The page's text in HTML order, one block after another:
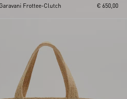
Frottee-Clutch € 650,00